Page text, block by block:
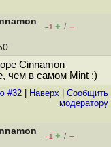
–1 + / –
Cinnamon
чем в самом Mint :)
#32 Наверх
Cообщить
модератору
–1 + / –